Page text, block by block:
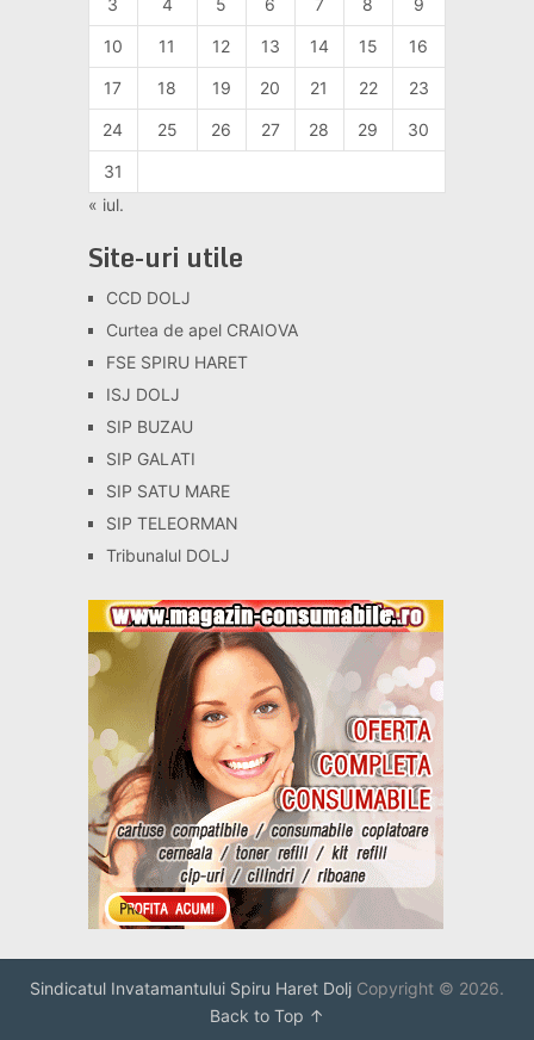
3 4 5 6 7 8 9
10 11 12 13 14 15 16
17 18 19 20 21 22 23
24 25 26 27 28 29 30
31
« iul.
Site-uri utile
CCD DOLJ
Curtea de apel CRAIOVA
FSE SPIRU HARET
ISJ DOLJ
SIP BUZAU
SIP GALATI
SIP SATU MARE
SIP TELEORMAN
Tribunalul DOLJ
Sindicatul Invatamantului Spiru Haret DoljCopyright © 2026.
Back to Top ↑